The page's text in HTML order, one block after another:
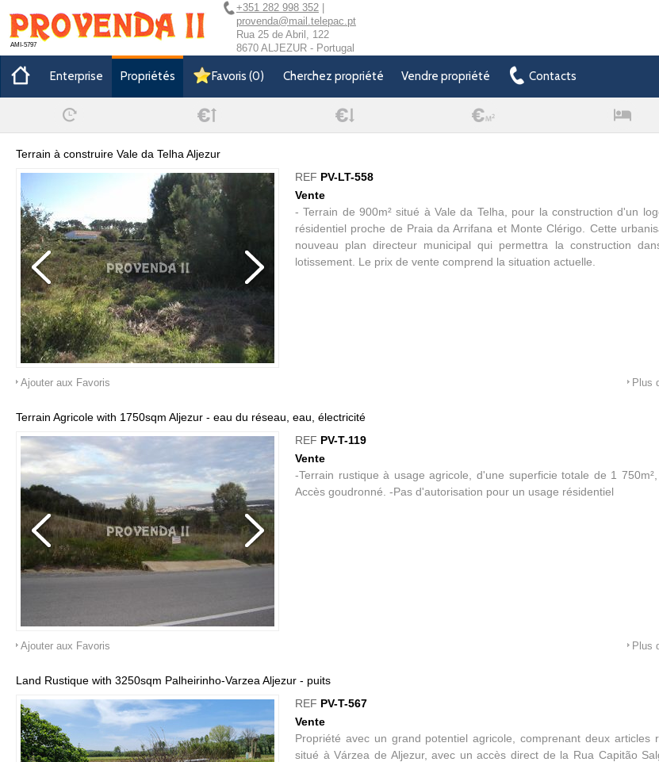
AMI-5797
+351 282 998 352
provenda@mail.telepac.pt
Rua 25 de Abril, 122
8670 ALJEZUR - Portugal
Enterprise Propriétés Favoris (0) Cherchez propriété Vendre propriété Contacts
Terrain à construire Vale da Telha Aljezur
REF PV-LT-558
Vente
- Terrain de 900m² situé à Vale da Telha, pour la construction d'un
résidentiel proche de Praia da Arrifana et Monte Clérigo. Cette
nouveau plan directeur municipal qui permettra la construction
lotissement. Le prix de vente comprend la situation actuelle.
Ajouter aux Favoris Plus
Terrain Agricole with 1750sqm Aljezur - eau du réseau, eau, électricité
REF PV-T-119
Vente
-Terrain rustique à usage agricole, d'une superficie totale de 1
Accès goudronné. -Pas d'autorisation pour un usage résidentiel
Ajouter aux Favoris Plus
Land Rustique with 3250sqm Palheirinho-Varzea Aljezur - puits
REF PV-T-567
Vente
Propriété avec un grand potentiel agricole, comprenant deux articles
situé à Várzea de Aljezur, avec un accès direct de la Rua Capitão